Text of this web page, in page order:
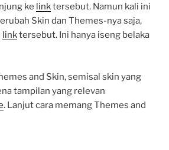
ke linktersebut. Namun kali ini
Skin dan Themes-nya saja,
linktersebut. Ini hanya iseng belaka
and Skin, semisal skin yang
tampilan yang relevan
. Lanjut cara memang Themes and